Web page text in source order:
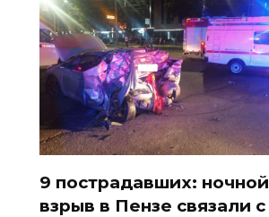
9 пострадавших: ночной
взрыв в Пензе связали с